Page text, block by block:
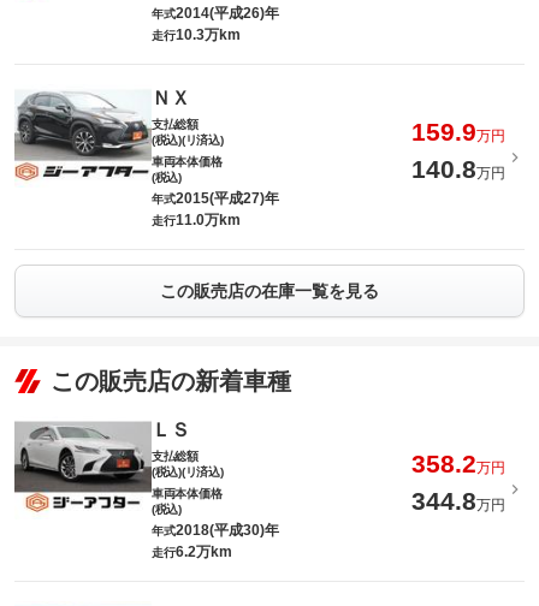
年式2014(平成26)年
走行10.3万km
ＮＸ
支払総額
(税込)(リ済込)
159.9万円
車両本体価格
(税込)
140.8万円
年式2015(平成27)年
走行11.0万km
この販売店の在庫一覧を見る
この販売店の新着車種
ＬＳ
支払総額
(税込)(リ済込)
358.2万円
車両本体価格
(税込)
344.8万円
年式2018(平成30)年
走行6.2万km